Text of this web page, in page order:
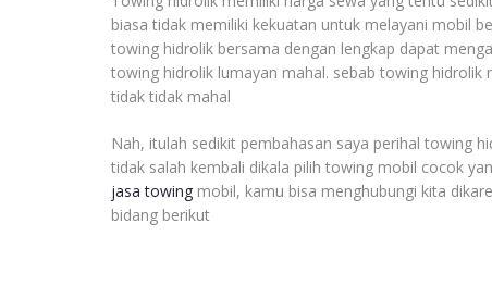
biasa tidak memiliki kekuatan untuk melayani mobil
towing hidrolik bersama dengan lengkap dapat
towing hidrolik lumayan mahal. sebab towing
tidak tidak mahal
Nah, itulah sedikit pembahasan saya perihal towing
tidak salah kembali dikala pilih towing mobil cocok
jasa towing mobil, kamu bisa menghubungi kita
bidang berikut